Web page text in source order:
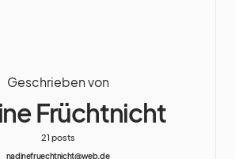
Geschrieben von
Früchtnicht
21 posts
nadinefruechtnicht@web.de